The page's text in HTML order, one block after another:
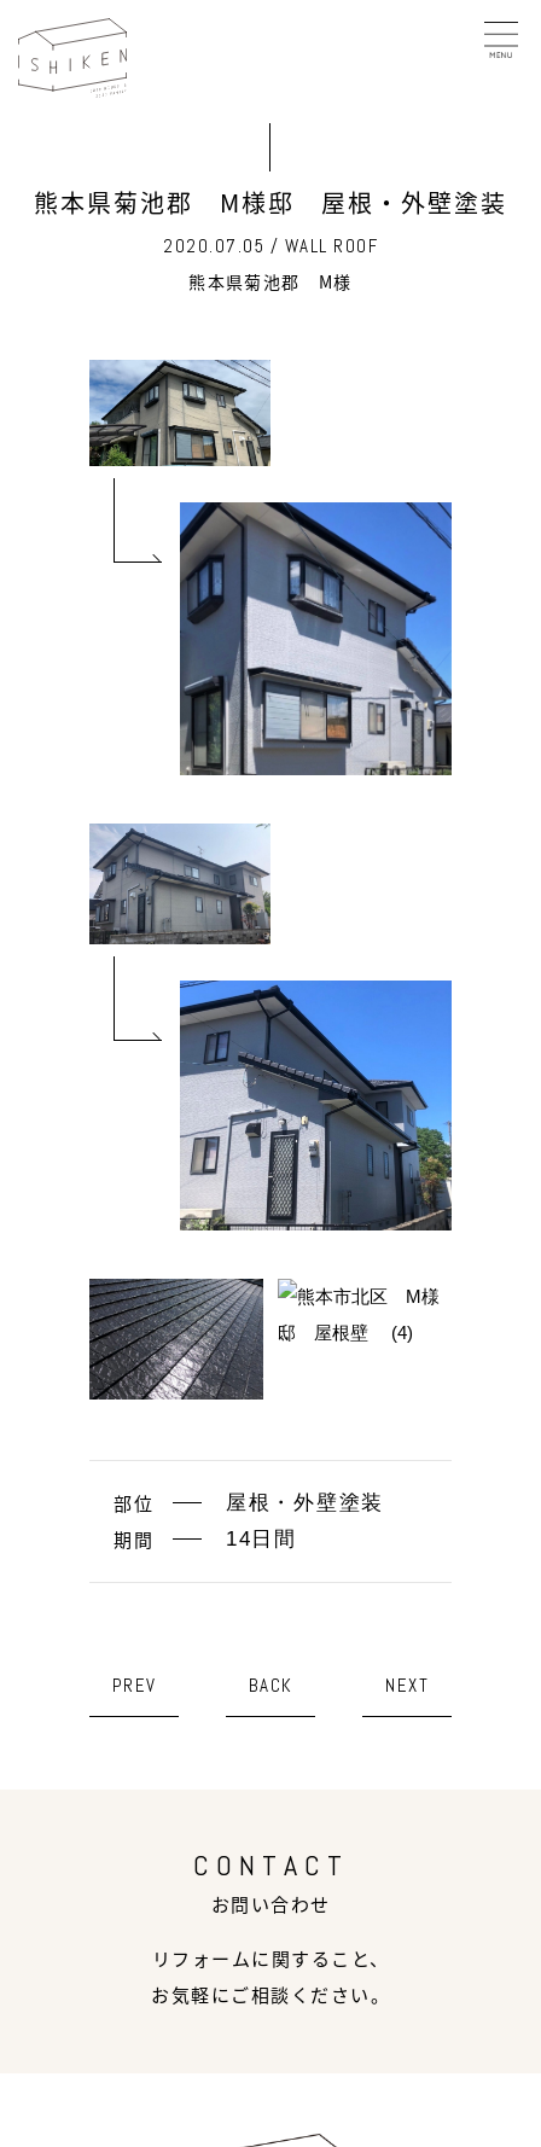
熊本県菊池郡 M様邸 屋根・外壁塗装
2020.07.05 / WALL ROOF
熊本県菊池郡 M様
部位 屋根・外壁塗装
期間 14日間
PREV BACK NEXT
CONTACT
お問い合わせ
リフォームに関すること、
お気軽にご相談ください。